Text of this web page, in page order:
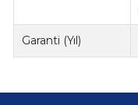
Garanti (Yıl)